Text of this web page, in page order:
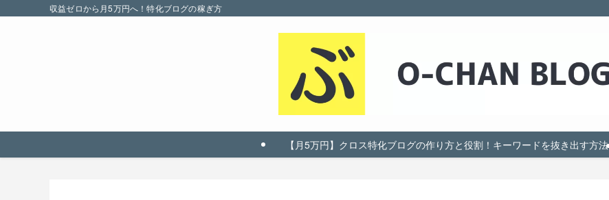
収益ゼロから月5万円へ！特化ブログの稼ぎ方
【月5万円】クロス特化ブログの作り方と役割！キーワードを抜き出す方法